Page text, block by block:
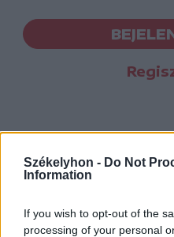
Székelyhon - Do Not
Information
If you wish to opt-out of the
processing of your personal